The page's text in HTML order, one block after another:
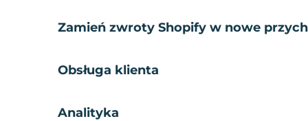
Zamień zwroty Shopify w nowe
Obsługa klienta
Analityka